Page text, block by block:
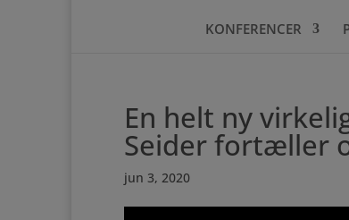
KONFERENCER
En helt ny
Seider fortæller
jun 3, 2020